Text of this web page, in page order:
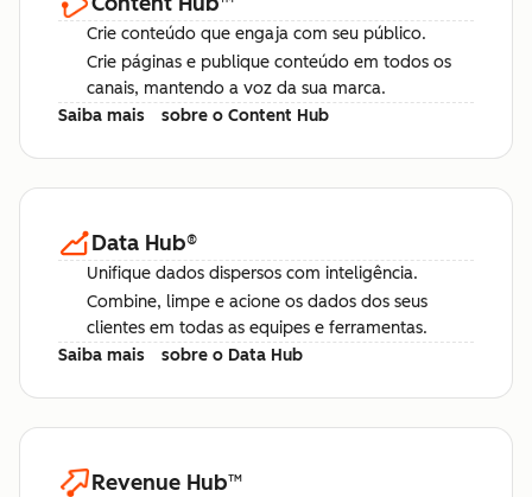
Crie conteúdo que engaja com seu público.
Crie páginas e publique conteúdo em todos os
canais, mantendo a voz da sua marca.
Saiba mais
sobre o Content Hub
Data Hub®
Unifique dados dispersos com inteligência.
Combine, limpe e acione os dados dos seus
clientes em todas as equipes e ferramentas.
Saiba mais
sobre o Data Hub
Revenue Hub™